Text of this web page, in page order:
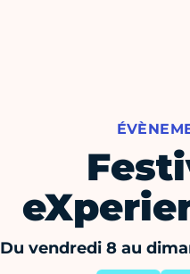
Du vendredi 8 au